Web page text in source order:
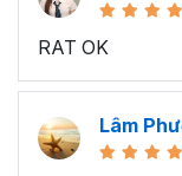
sử dụng Excel sẽ
công việc. Hơn
mình đang thực
Hiện nay 100%
cần tới kỹ năng
RAT OK
Lâm